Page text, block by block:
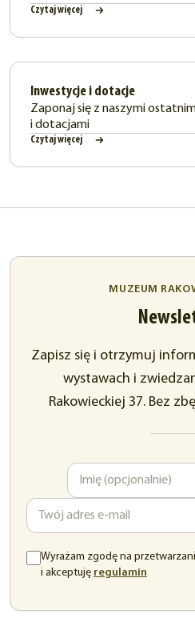
Czytaj więcej
Inwestycje i dotacje
Zaponaj się z naszymi
i dotacjami
Czytaj więcej
MUZEUM
Zapisz się i otrzymuj
wystawach i
Rakowieckiej 37. Bez
Wyrażam zgodę na
i akceptuję regulamin